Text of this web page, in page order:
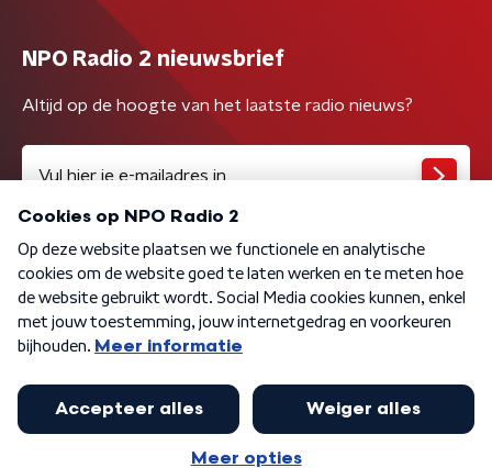
NPO Radio 2 nieuwsbrief
Altijd op de hoogte van het laatste radio nieuws?
Algemene voorwaarden